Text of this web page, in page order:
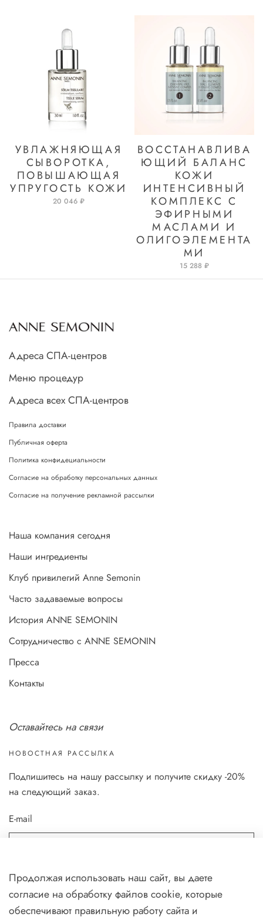
УВЛАЖНЯЮЩАЯ
СЫВОРОТКА,
ПОВЫШАЮЩАЯ
УПРУГОСТЬ КОЖИ
20 046 ₽
ВОССТАНАВЛИВА
ЮЩИЙ БАЛАНС
КОЖИ
ИНТЕНСИВНЫЙ
КОМПЛЕКС С
ЭФИРНЫМИ
МАСЛАМИ И
ОЛИГОЭЛЕМЕНТА
МИ
15 288 ₽
Адреса СПА-центров
Меню процедур
Адреса всех СПА-центров
Правила доставки
Публичная оферта
Политика конфидециальности
Согласие на обработку персональных данных
Согласие на получение рекламной рассылки
Наша компания сегодня
Наши ингредиенты
Клуб привилегий Anne Semonin
Часто задаваемые вопросы
История ANNE SEMONIN
Сотрудничество с ANNE SEMONIN
Пресса
Контакты
Оставайтесь на связи
НОВОСТНАЯ РАССЫЛКА
Подпишитесь на нашу рассылку и получите скидку -20%
на следующий заказ.
E-mail
персональных данных
соответствии сполитикой.
реĸламной и информационной
рассылĸи
Продолжая использовать наш сайт, вы даете
согласие на обработку файлов cookie, которые
обеспечивают правильную работу сайта и